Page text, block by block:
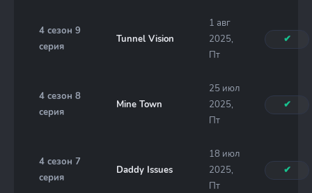
4 сезон 9
серия
Tunnel Vision
1 авг
2025,
Пт
✔
4 сезон 8
серия
Mine Town
25 июл
2025,
Пт
✔
4 сезон 7
серия
Daddy Issues
18 июл
2025,
Пт
✔